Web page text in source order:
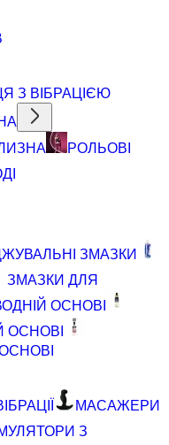
З ВІБРАЦІЄЮ
РОЛЬОВІ
ЗМАЗКИ
ЗМАЗКИ ДЛЯ
ОСНОВІ
ОСНОВІ
МАСАЖЕРИ
З